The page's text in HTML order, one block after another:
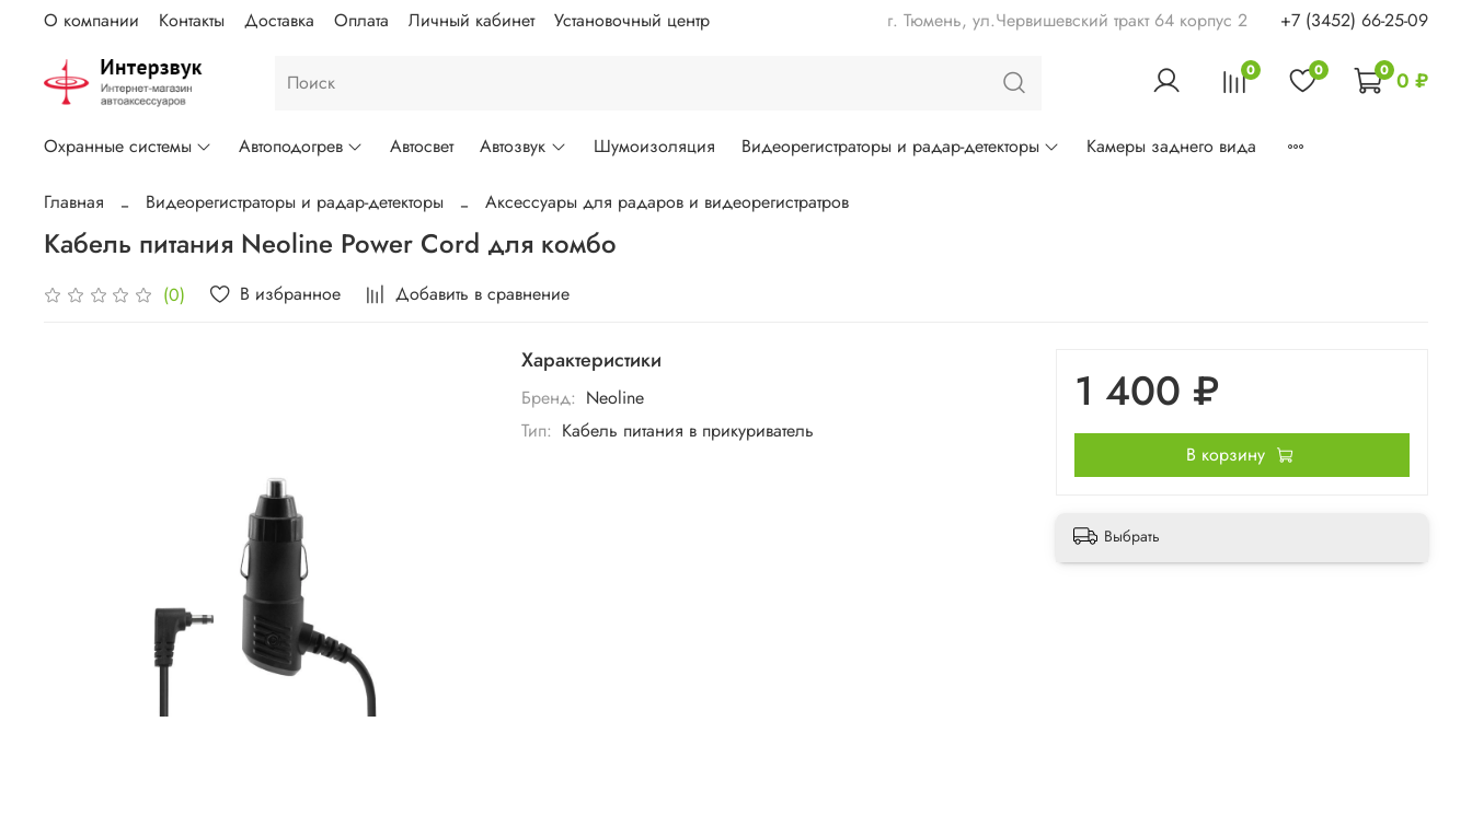
О компании Контакты Доставка Оплата Личный кабинет Установочный центр г. Тюмень, ул.Червишевский тракт 64 корпус 2 +7 (3452) 66-25-09
0 0 0 0 ₽
Охранные системы Автоподогрев Автосвет Автозвук Шумоизоляция Видеорегистраторы и радар-детекторы Камеры заднего вида
Главная Видеорегистраторы и радар-детекторы Аксессуары для радаров и видеорегистратров
Кабель питания Neoline Power Cord для комбо
(0) В избранное Добавить в сравнение
Характеристики
Бренд: Neoline
Тип: Кабель питания в прикуриватель
1 400 ₽
В корзину
Выбрать